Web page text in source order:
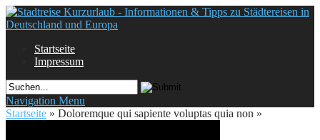
Startseite
Impressum
Navigation Menu
Startseite » Doloremque qui sapiente voluptas quia non »